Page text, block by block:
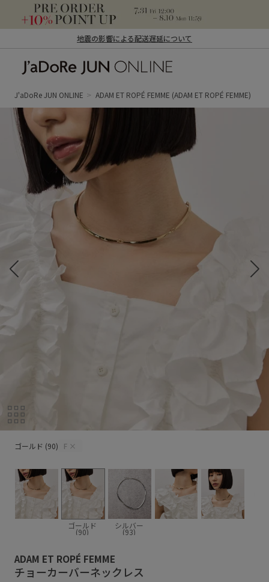
地震の影響による配送遅延について
ン オンライン）
J'aDoRe JUN ONLINE ADAM ET ROPÉ FEMME (ADAM ET ROPÉ FEMME)
ゴールド (90) F ×
ゴールド
(90)
シルバー
(93)
ADAM ET ROPÉ FEMME
チョーカーバーネックレス